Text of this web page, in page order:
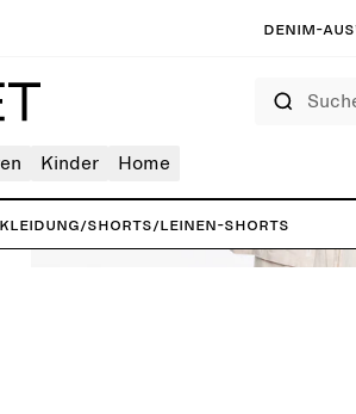
Denim-
Kinder Home
Kleidung/Shorts/Leinen-Shorts